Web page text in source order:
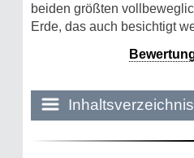
beiden größten
Erde, das auch besichtigt
Inhaltsverzeichnis